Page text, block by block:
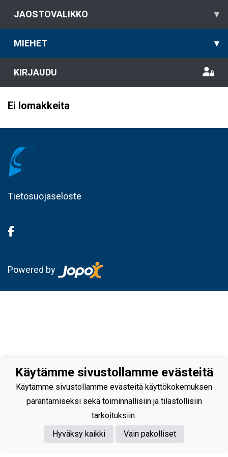
JAOSTOVALIKKO ▾
MIEHET ▾
KIRJAUDU
Ei lomakkeita
Tietosuojaseloste
Powered by
Käytämme sivustollamme evästeitä
Käytämme sivustollamme evästeitä käyttökokemuksen
parantamiseksi sekä toiminnallisiin ja tilastollisiin
tarkoituksiin.
Hyväksy kaikki
Vain pakolliset